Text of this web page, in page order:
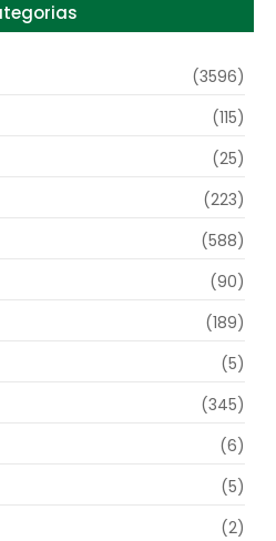
(3596)
(115)
(25)
(223)
(588)
(90)
(189)
(5)
(345)
(6)
(5)
(2)